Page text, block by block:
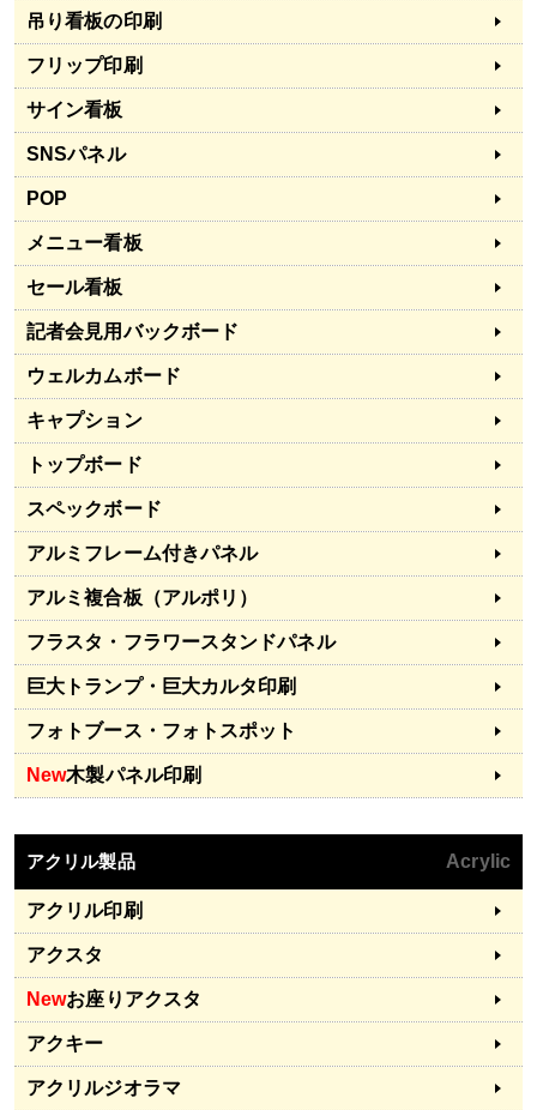
吊り看板の印刷
フリップ印刷
サイン看板
SNSパネル
POP
メニュー看板
セール看板
記者会見用バックボード
ウェルカムボード
キャプション
トップボード
スペックボード
アルミフレーム付きパネル
アルミ複合板（アルポリ）
フラスタ・フラワースタンドパネル
巨大トランプ・巨大カルタ印刷
フォトブース・フォトスポット
New木製パネル印刷
アクリル製品 Acrylic
アクリル印刷
アクスタ
Newお座りアクスタ
アクキー
アクリルジオラマ